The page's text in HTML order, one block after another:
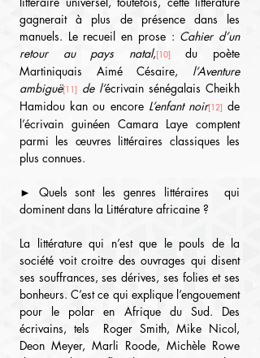
gagnerait à plus de présence dans les
manuels. Le recueil en prose : Cahier d’un
retour au pays natal,[10]
du poète
Martiniquais Aimé Césaire, l’Aventure
ambiguë[11] de l’écrivain sénégalais Cheikh
Hamidou kan ou encore L’enfant noir[12] de
l’écrivain guinéen Camara Laye comptent
parmi les œuvres littéraires classiques les
plus connues.
► Quels sont les genres littéraires  qui
dominent dans la Littérature africaine ?
La littérature qui n’est que le pouls de la
société voit croitre des ouvrages qui disent
ses souffrances, ses dérives, ses folies et ses
bonheurs. C’est ce qui explique l’engouement
pour le polar en Afrique du Sud. Des
écrivains, tels  Roger Smith, Mike Nicol,
Deon Meyer, Marli Roode, Michèle Rowe